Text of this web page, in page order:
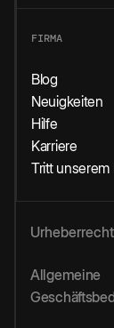
FIRMA
Blog
Neuigkeiten
Hilfe
Karriere
Tritt unserem
Allgemeine